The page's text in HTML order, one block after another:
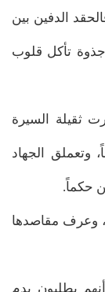
الدفين بين
جذوة تأكل قلوب
ثقيلة السيرة
وتعملق الجهاد
حكماً.
وعرف مقاصدها
يطلبون بدم